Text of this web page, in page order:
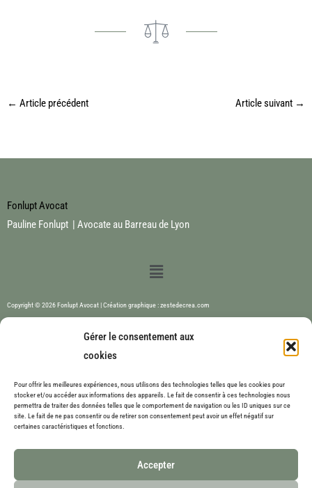
Gérer le consentement aux
cookies
Pour offrir les meilleures expériences, nous utilisons des technologies telles que les cookies pour
stocker et/ou accéder aux informations des appareils. Le fait de consentir à ces technologies nous
permettra de traiter des données telles que le comportement de navigation ou les ID uniques sur ce
site. Le fait de ne pas consentir ou de retirer son consentement peut avoir un effet négatif sur
certaines caractéristiques et fonctions.
Accepter
← Article précédent Article suivant →
Fonlupt Avocat
Pauline Fonlupt | Avocate au Barreau de Lyon
Menu
Copyright © 2026 Fonlupt Avocat | Création graphique : zestedecrea.com